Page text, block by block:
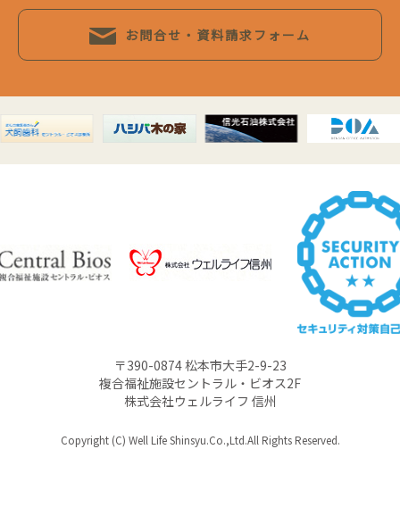
お問合せ・資料請求フォーム
〒390-0874 松本市大手2-9-23
複合福祉施設セントラル・ビオス2F
株式会社ウェルライフ 信州
Copyright (C) Well Life Shinsyu.Co.,Ltd.All Rights Reserved.